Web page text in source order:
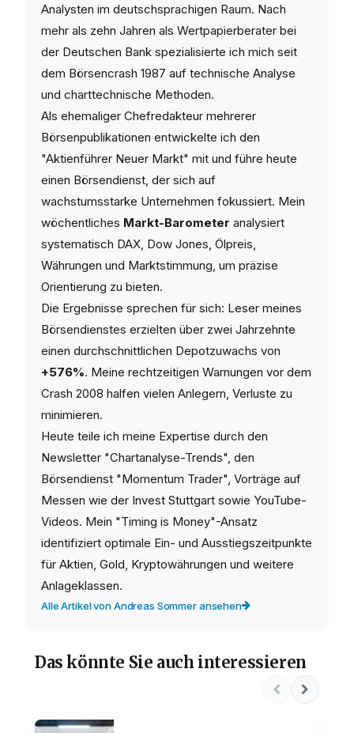
Analysten im deutschsprachigen Raum. Nach
mehr als zehn Jahren als Wertpapierberater bei
der Deutschen Bank spezialisierte ich mich seit
dem Börsencrash 1987 auf technische Analyse
und charttechnische Methoden.
Als ehemaliger Chefredakteur mehrerer
Börsenpublikationen entwickelte ich den
"Aktienführer Neuer Markt" mit und führe heute
einen Börsendienst, der sich auf
wachstumsstarke Unternehmen fokussiert. Mein
wöchentliches Markt-Barometer analysiert
systematisch DAX, Dow Jones, Ölpreis,
Währungen und Marktstimmung, um präzise
Orientierung zu bieten.
Die Ergebnisse sprechen für sich: Leser meines
Börsendienstes erzielten über zwei Jahrzehnte
einen durchschnittlichen Depotzuwachs von
+576%. Meine rechtzeitigen Warnungen vor dem
Crash 2008 halfen vielen Anlegern, Verluste zu
minimieren.
Heute teile ich meine Expertise durch den
Newsletter "Chartanalyse-Trends", den
Börsendienst "Momentum Trader", Vorträge auf
Messen wie der Invest Stuttgart sowie YouTube-
Videos. Mein "Timing is Money"-Ansatz
identifiziert optimale Ein- und Ausstiegszeitpunkte
für Aktien, Gold, Kryptowährungen und weitere
Anlageklassen.
Alle Artikel von Andreas Sommer ansehen
Das könnte Sie auch interessieren